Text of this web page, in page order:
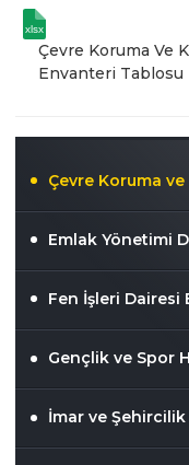
Çevre Koruma Ve
Envanteri Tablosu
Çevre Koruma
Emlak Yönetimi
Fen İşleri Dairesi
Gençlik ve Spor
İmar ve Şehircilik